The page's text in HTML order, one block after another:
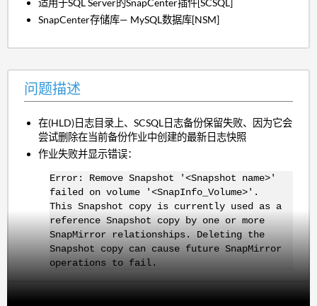
适用于SQL Server的SnapCenter插件[SCSQL]
SnapCenter存储库— MySQL数据库[NSM]
问题描述
在(HLD)日志目录上、SCSQL日志备份保留失败、因为它会
尝试删除在当前备份作业中创建的最新日志快照
作业失败并显示错误：
Error: Remove Snapshot '<Snapshot name>'
failed on volume '<SnapInfo_Volume>'.
This Snapshot copy is currently used as a
reference Snapshot copy by one or more
SnapMirror relationships. Deleting the
Snapshot copy can cause future SnapMirror
operations to fail.